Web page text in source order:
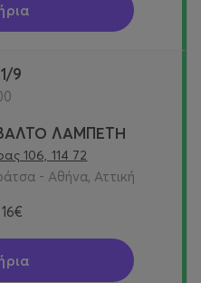
1/9
ΛΑΜΠΕΤΗ
106, 114 72
- Αθήνα, Αττική
16€